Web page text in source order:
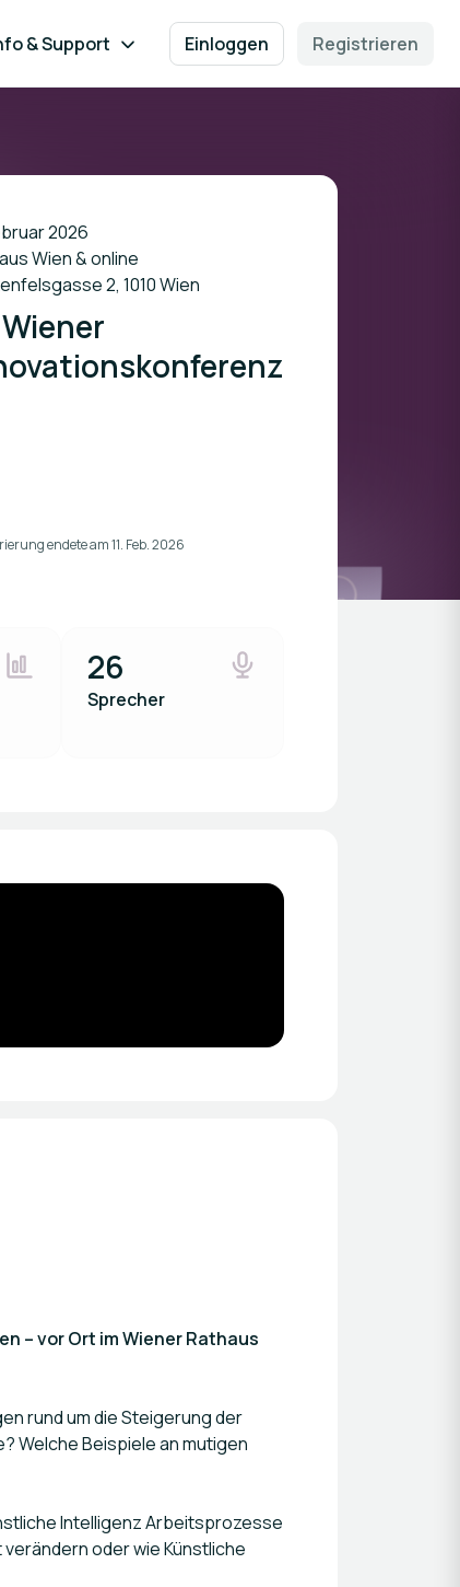
& Support Einloggen Registrieren
2026
Wien & online
2, 1010 Wien
Wiener
endete am11. Feb. 2026
26
Sprecher
– vor Ort im Wiener Rathaus
rund um die Steigerung der
Welche Beispiele an mutigen
Intelligenz Arbeitsprozesse
oder wie Künstliche